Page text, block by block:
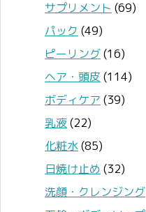
サプリメント (69)
パック (49)
ピーリング(16)
ヘア・頭皮 (114)
ボディケア (39)
乳液(22)
化粧水(85)
日焼け止め (32)
洗顔・クレンジング